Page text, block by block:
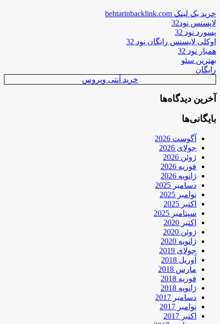
خرید بک لینک behtarinbacklink.com
لایسنس نود32
پسورد نود 32
اوکلی لایسنس رایگان نود 32
همیار نود 32
بهترین سئو
رایگان
خرید آنتی ویروس
آخرین دیدگاه‌ها
بایگانی‌ها
آگوست 2026
جولای 2026
ژوئن 2026
فوریه 2026
ژانویه 2026
دسامبر 2025
نوامبر 2025
اکتبر 2025
سپتامبر 2025
اکتبر 2020
ژوئن 2020
ژانویه 2020
جولای 2019
آوریل 2018
مارس 2018
فوریه 2018
ژانویه 2018
دسامبر 2017
نوامبر 2017
اکتبر 2017